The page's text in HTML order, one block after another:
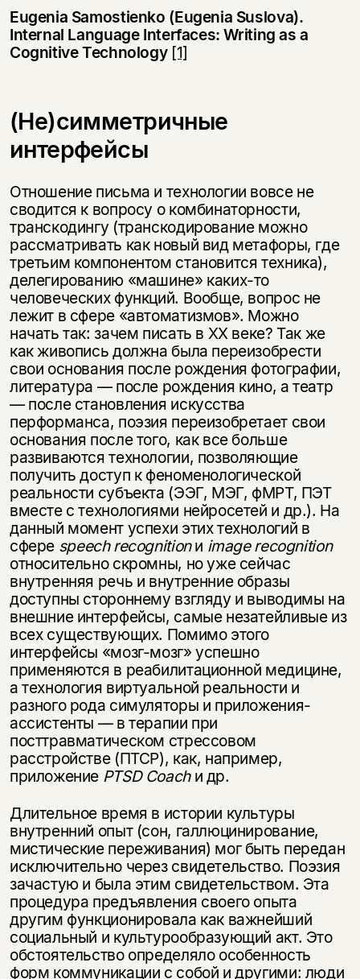
Eugenia Samostienko (Eugenia Suslova).
Internal Language Interfaces: Writing as a
Cognitive Technology [1]
(Не)симметричные
интерфейсы
Отношение письма и технологии вовсе не
сводится к вопросу о комбинаторности,
транскодингу (транскодирование можно
рассматривать как новый вид метафоры, где
третьим компонентом становится техника),
делегированию «машине» каких-то
человеческих функций. Вообще, вопрос не
лежит в сфере «автоматизмов». Можно
начать так: зачем писать в XX веке? Так же
как живопись должна была переизобрести
свои основания после рождения фотографии,
литература — после рождения кино, а театр
— после становления искусства
перформанса, поэзия переизобретает свои
основания после того, как все больше
развиваются технологии, позволяющие
получить доступ к феноменологической
реальности субъекта (ЭЭГ, МЭГ, фМРТ, ПЭТ
вместе с технологиями нейросетей и др.). На
данный момент успехи этих технологий в
сфере speech recognitionи image recognition
относительно скромны, но уже сейчас
внутренняя речь и внутренние образы
доступны стороннему взгляду и выводимы на
внешние интерфейсы, самые незатейливые из
всех существующих. Помимо этого
интерфейсы «мозг-мозг» успешно
применяются в реабилитационной медицине,
а технология виртуальной реальности и
разного рода симуляторы и приложения-
ассистенты — в терапии при
посттравматическом стрессовом
расстройстве (ПТСР), как, например,
приложение PTSD Coachи др.
Длительное время в истории культуры
внутренний опыт (сон, галлюцинирование,
мистические переживания) мог быть передан
исключительно через свидетельство. Поэзия
зачастую и была этим свидетельством. Эта
процедура предъявления своего опыта
другим функционировала как важнейший
социальный и культурообразующий акт. Это
обстоятельство определяло особенность
форм коммуникации с собой и другими: люди